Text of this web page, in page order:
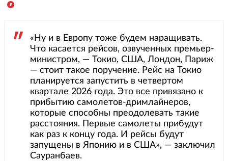
«Ну и в Европу тоже будем наращивать.
Что касается рейсов, озвученных премьер-
министром, — Токио, США, Лондон, Париж
— стоит такое поручение. Рейс на Токио
планируется запустить в четвертом
квартале 2026 года. Это все привязано к
прибытию самолетов-дримлайнеров,
которые способны преодолевать такие
расстояния. Первые самолеты прибудут
как раз к концу года. И рейсы будут
запущены в Японию и в США», — заключил
Сауранбаев.